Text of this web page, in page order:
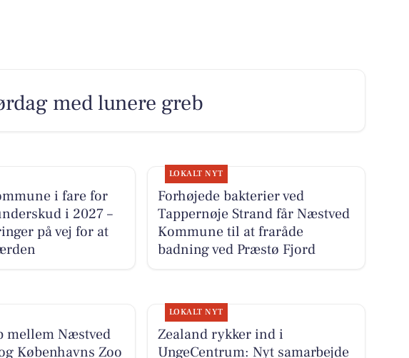
med lunere greb
i fare for
i 2027 –
på vej for at
LOKALT NYT
Forhøjede bakterier ved
Tappernøje Strand får Næstved
Kommune til at fraråde
badning ved Præstø Fjord
mellem Næstved
Københavns Zoo
LOKALT NYT
Zealand rykker ind i
UngeCentrum: Nyt samarbejde